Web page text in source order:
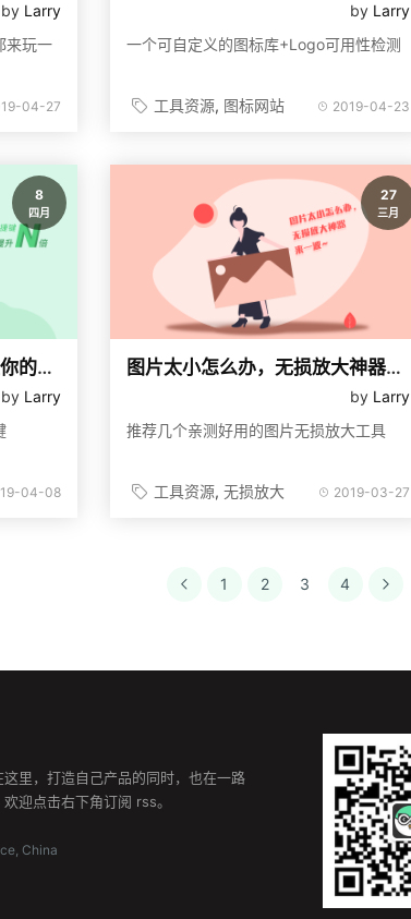
by Larry
来玩一
04-27
by Larry
一个可自定义的图标库+Logo可用性检测
工具资源 图标网站 2019-04-23
8
四月
这些主流工具的快捷键，让你的工作效率提升N倍
by Larry
04-08
27
三月
图片太小怎么办，无损放大神器来一波
by Larry
推荐几个亲测好用的图片无损放大工具
工具资源 无损放大 2019-03-27
1 2 3 4
里，打造自己产品的同时，也在一路
迎点击右下角订阅 rss。
China